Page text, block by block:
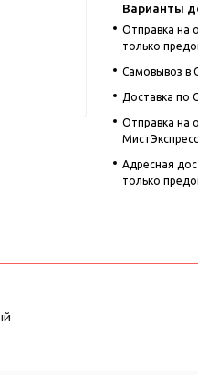
Варианты
Отправка на
только
Cамовывоз в
Доставка по
Отправка на
Адресная
только